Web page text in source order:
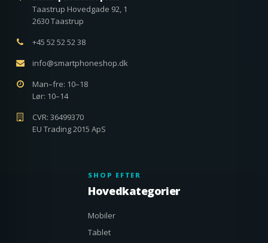
Taastrup Hovedgade 92, 1
2630 Taastrup
+45 52 52 52 38
info@smartphoneshop.dk
Man–fre: 10–18
Lør: 10–14
CVR: 36499370
EU Trading 2015 ApS
SHOP EFTER
Hovedkategorier
Mobiler
Tablet